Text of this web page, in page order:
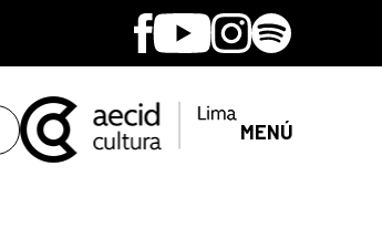
Facebook
YoutubeInstagram
Spotify
MENÚ